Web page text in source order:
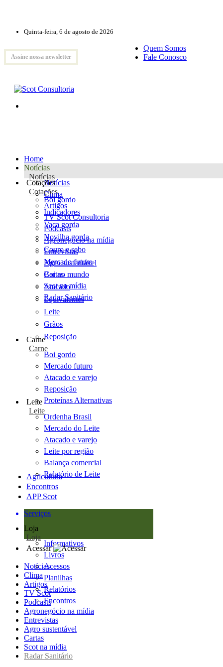
Quinta-feira, 6 de agosto de 2026
Assine nossa newsletter
Quem Somos
Fale Conosco
Home
Notícias
Notícias
Notícias
Clima
Artigos
TV Scot Consultoria
Podcasts
Agronegócio na mídia
Entrevistas
Agro sustentável
Cartas
Scot na mídia
Radar Sanitário
Cotações
Cotações
Boi gordo
Indicadores
Vaca gorda
Novilha gorda
Couro e sebo
Mercado futuro
Boi no mundo
Atacado
Equivalentes
Leite
Grãos
Reposição
Carne
Carne
Boi gordo
Mercado futuro
Atacado e varejo
Reposição
Proteínas Alternativas
Leite
Leite
Ordenha Brasil
Mercado do Leite
Atacado e varejo
Leite por região
Balança comercial
Relatório de Leite
Agricultura
Encontros
APP Scot
Serviços
Loja
Loja
Informativos
Livros
Acessos
Planilhas
Relatórios
Encontros
Acessar
Notícias
Clima
Artigos
TV Scot
Podcasts
Agronegócio na mídia
Entrevistas
Agro sustentável
Cartas
Scot na mídia
Radar Sanitário